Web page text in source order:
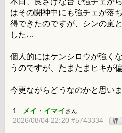
はその闘神中にも強チェが落
得できたのですが、シンの嵐
した…
個人的にはケンシロウが強く
うのですが、たまたまヒキが
今更ながらどうなのかと思い
1. メイ・イマイ さん
2026/08/04 22:20 #5743334 評